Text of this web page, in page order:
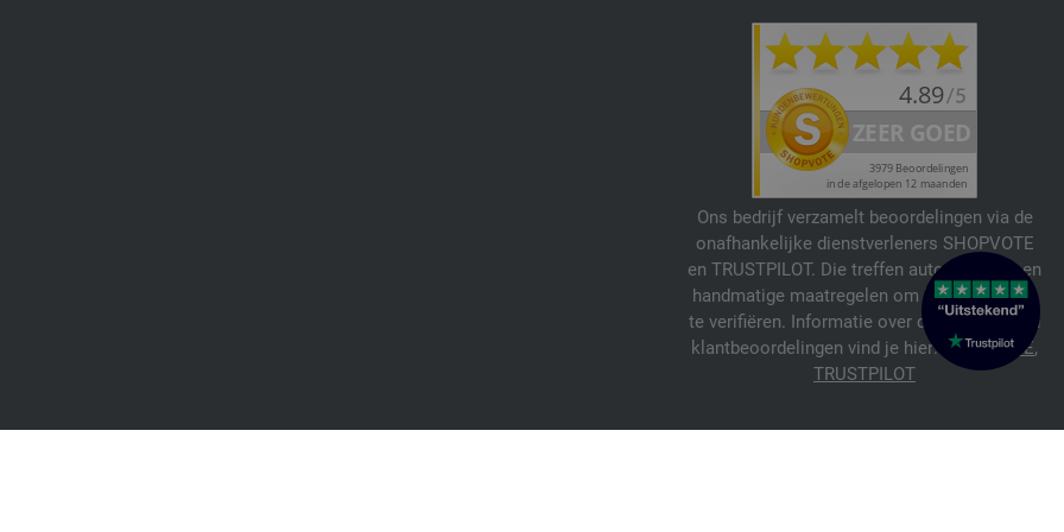
Ons bedrijf verzamelt beoordelingen via de
onafhankelijke dienstverleners SHOPVOTE
en TRUSTPILOT. Die treffen automatische en
handmatige maatregelen om beoordelingen
te verifiëren. Informatie over de echtheid van
klantbeoordelingen vind je hier: SHOPVOTE,
TRUSTPILOT